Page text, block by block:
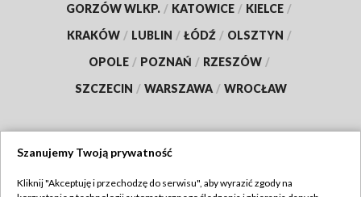
GORZÓW WLKP. / KATOWICE / KIELCE /
KRAKÓW / LUBLIN / ŁÓDŹ / OLSZTYN /
OPOLE / POZNAŃ / RZESZÓW /
SZCZECIN / WARSZAWA / WROCŁAW
Szanujemy Twoją prywatność
Kliknij "Akceptuję i przechodzę do serwisu", aby wyrazić zgody na